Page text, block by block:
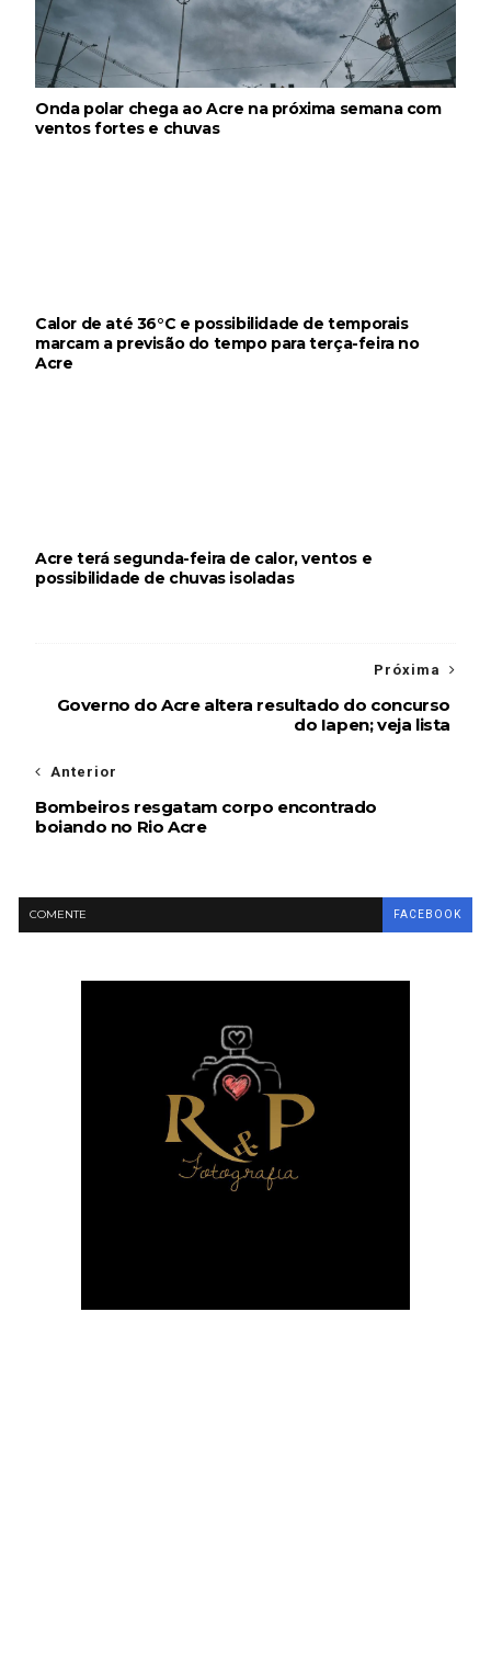
Onda polar chega ao Acre na próxima semana com
ventos fortes e chuvas
Calor de até 36°C e possibilidade de temporais
marcam a previsão do tempo para terça-feira no
Acre
Acre terá segunda-feira de calor, ventos e
possibilidade de chuvas isoladas
Próxima
Governo do Acre altera resultado do concurso
do Iapen; veja lista
Anterior
Bombeiros resgatam corpo encontrado
boiando no Rio Acre
COMENTE FACEBOOK